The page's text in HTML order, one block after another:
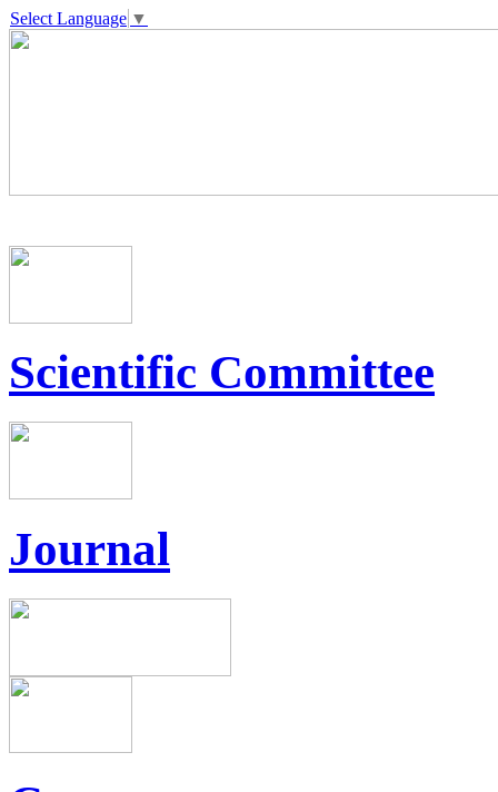
Select Language ▼
Scientific Committee
Journal